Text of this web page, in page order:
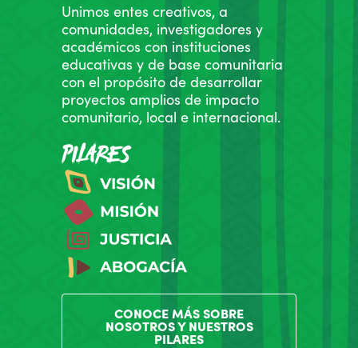
Unimos entes creativos, a
comunidades, investigadores y
académicos con instituciones
educativas y de base comunitaria
con el propósito de desarrollar
proyectos amplios de impacto
comunitario, local e internacional.
CONOCE MÁS SOBRE
NOSOTROS Y NUESTROS
PILARES